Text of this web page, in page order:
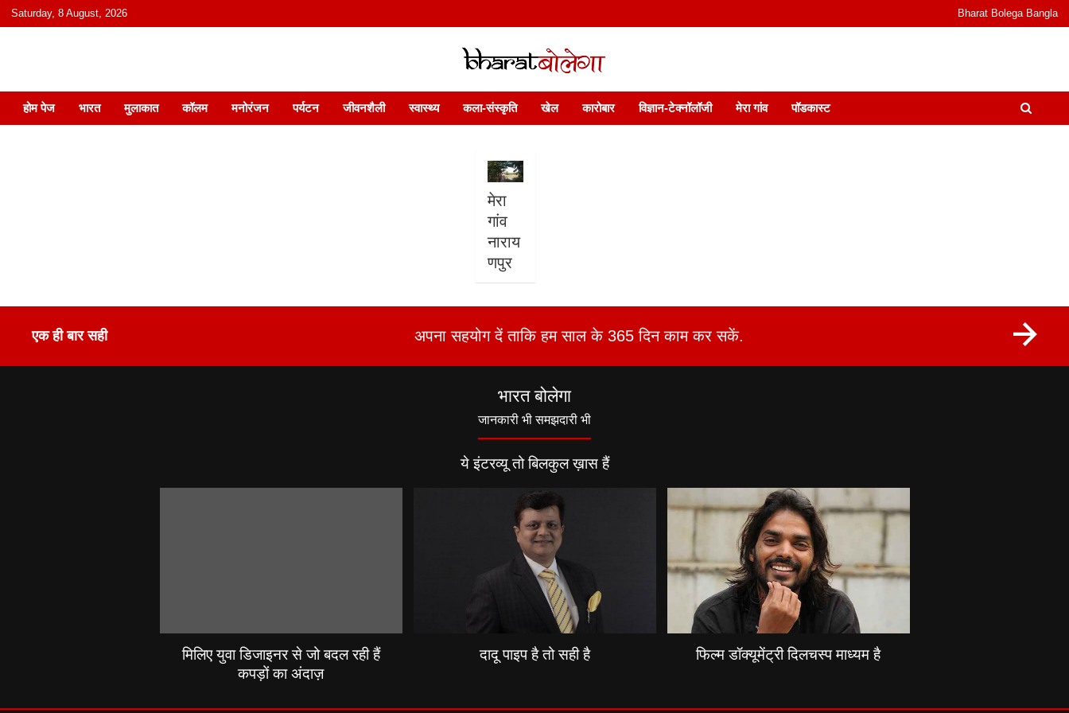
content
Saturday, 8 August, 2026 Bharat Bolega Bangla
भारत बोलेगा
हिंदी में समाचार, विचार, ऑडियो, वीडियो और फ़ीचर. भारत बोलेगा हिंदी न्यूज़ वेबसाइट India: News, Views, Info, Trends & Podcast I जानकारी भी समझदारी भी और पॉडकास्ट
होम पेज भारत मुलाकात कॉलम मनोरंजन पर्यटन जीवनशैली स्वास्थ्य कला-संस्कृति खेल कारोबार विज्ञान-टेक्नॉलॉजी मेरा गांव पॉडकास्ट
मेरा
गांव
नाराय
णपुर
एक ही बार सही अपना सहयोग दें ताकि हम साल के 365 दिन काम कर सकें.
भारत बोलेगा
जानकारी भी समझदारी भी
ये इंटरव्यू तो बिलकुल ख़ास हैं
मिलिए युवा डिजाइनर से जो बदल रही हैं
कपड़ों का अंदाज़
दादू पाइप है तो सही है फिल्म डॉक्यूमेंट्री दिलचस्प माध्यम है